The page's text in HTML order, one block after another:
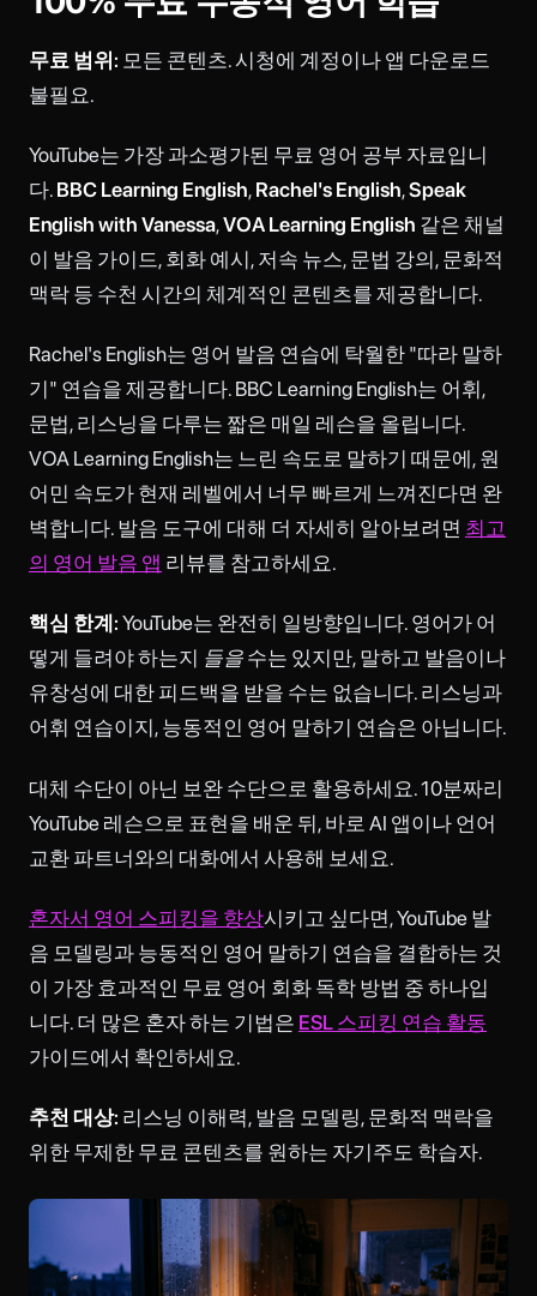
무료 범위: 모든 콘텐츠. 시청에 계정이나 앱 다운로드
불필요.
YouTube는 가장 과소평가된 무료 영어 공부 자료입니
다. BBC Learning English, Rachel's English,Speak
English with Vanessa,VOA Learning English 같은 채널
이 발음 가이드, 회화 예시, 저속 뉴스, 문법 강의, 문화적
맥락 등 수천 시간의 체계적인 콘텐츠를 제공합니다.
Rachel's English는 영어 발음 연습에 탁월한 "따라 말하
기" 연습을 제공합니다. BBC Learning English는 어휘,
문법, 리스닝을 다루는 짧은 매일 레슨을 올립니다.
VOA Learning English는 느린 속도로 말하기 때문에, 원
어민 속도가 현재 레벨에서 너무 빠르게 느껴진다면 완
벽합니다. 발음 도구에 대해 더 자세히 알아보려면 최고
의 영어 발음 앱 리뷰를 참고하세요.
핵심 한계: YouTube는 완전히 일방향입니다. 영어가 어
떻게 들려야 하는지 들을 수는 있지만, 말하고 발음이나
유창성에 대한 피드백을 받을 수는 없습니다. 리스닝과
어휘 연습이지, 능동적인 영어 말하기 연습은 아닙니다.
대체 수단이 아닌 보완 수단으로 활용하세요. 10분짜리
YouTube 레슨으로 표현을 배운 뒤, 바로 AI 앱이나 언어
교환 파트너와의 대화에서 사용해 보세요.
혼자서 영어 스피킹을 향상시키고 싶다면, YouTube 발
음 모델링과 능동적인 영어 말하기 연습을 결합하는 것
이 가장 효과적인 무료 영어 회화 독학 방법 중 하나입
니다. 더 많은 혼자 하는 기법은 ESL 스피킹 연습 활동
가이드에서 확인하세요.
추천 대상: 리스닝 이해력, 발음 모델링, 문화적 맥락을
위한 무제한 무료 콘텐츠를 원하는 자기주도 학습자.